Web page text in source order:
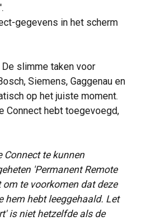
gegevens in het scherm
slimme taken voor
Siemens, Gaggenau en
op het juiste moment.
Connect hebt toegevoegd,
Connect te kunnen
'Permanent Remote
te voorkomen dat deze
hem hebt leeggehaald. Let
is niet hetzelfde als de